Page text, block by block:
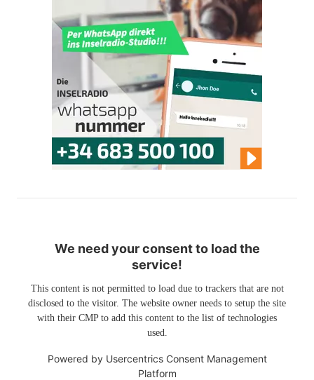
We need your consent to load the
service!
This content is not permitted to load due to trackers that are not
disclosed to the visitor. The website owner needs to setup the site
with their CMP to add this content to the list of technologies
used.
Powered by Usercentrics Consent Management
Platform